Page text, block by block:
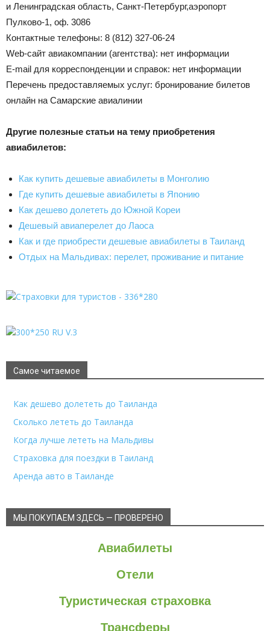
и Ленинградская область, Санкт-Петербург,аэропорт
Пулково-1, оф. 3086
Контактные телефоны: 8 (812) 327-06-24
Web-сайт авиакомпании (агентства): нет информации
Е-mail для корреспонденции и справок: нет информации
Перечень предоставляемых услуг: бронирование билетов
онлайн на Самарские авиалинии
Другие полезные статьи на тему приобретения
авиабилетов:
Как купить дешевые авиабилеты в Монголию
Где купить дешевые авиабилеты в Японию
Как дешево долететь до Южной Кореи
Дешевый авиаперелет до Лаоса
Как и где приобрести дешевые авиабилеты в Таиланд
Отдых на Мальдивах: перелет, проживание и питание
Самое читаемое
Как дешево долететь до Таиланда
Сколько лететь до Таиланда
Когда лучше лететь на Мальдивы
Страховка для поездки в Таиланд
Аренда авто в Таиланде
МЫ ПОКУПАЕМ ЗДЕСЬ — ПРОВЕРЕНО
Авиабилеты
Отели
Туристическая страховка
Трансферы